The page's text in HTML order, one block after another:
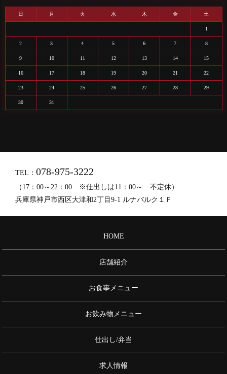
日 月 火 水 木 金 土
1
2 3 4 5 6 7 8
9 10 11 12 13 14 15
16 17 18 19 20 21 22
23 24 25 26 27 28 29
30 31
TEL： 078-975-3222
（17：00～22：00 ※仕出しは11：00～ 不定休）
兵庫県神戸市西区大津和2丁目9-1 ルナバルク１Ｆ
HOME
店舗紹介
お食事メニュー
お飲み物メニュー
仕出し/弁当
求人情報